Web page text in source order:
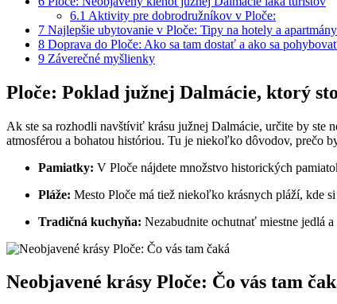
6.1 Aktivity​ pre dobrodružníkov v Ploče:
7 Najlepšie ubytovanie v‌ Ploče: Tipy na hotely ‌a apartmány
8 Doprava ⁤do Ploče: Ako sa ⁤tam​ dostať a ako sa
9 Záverečné myšlienky
Ploče: Poklad južnej Dalmácie, ktorý
Ak‌ ste sa⁢ rozhodli navštíviť⁤ krásu južnej Dalmácie, určite by ste
atmosférou ⁢a bohatou históriou. Tu ⁤je niekoľko dôvodov, prečo
Pamiatky: V Ploče nájdete množstvo​ historických
Pláže: Mesto Ploče ⁤má tiež⁢ niekoľko krásnych pláží, kde
Tradičná kuchyňa: ‍Nezabudnite ochutnať ⁣miestne jedlá
Neobjavené ‍krásy Ploče: ⁤Čo vás tam